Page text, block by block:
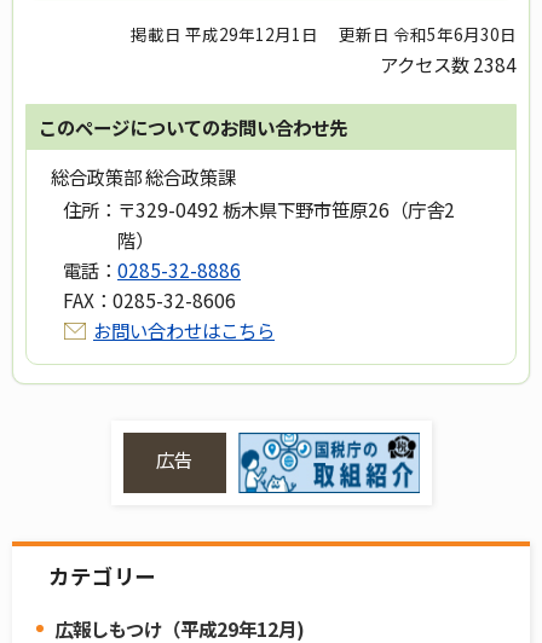
掲載日 平成29年12月1日 更新日 令和5年6月30日
アクセス数2384
このページについてのお問い合わせ先
総合政策部 総合政策課
住所： 〒329-0492 栃木県下野市笹原26（庁舎2
階）
電話： 0285-32-8886
FAX： 0285-32-8606
お問い合わせはこちら
広告
カテゴリー
広報しもつけ（平成29年12月)